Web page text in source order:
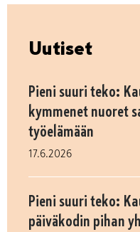
Uutiset
Pieni suuri teko:
kymmenet nuoret
työelämään
17.6.2026
Pieni suuri teko:
päiväkodin pihan